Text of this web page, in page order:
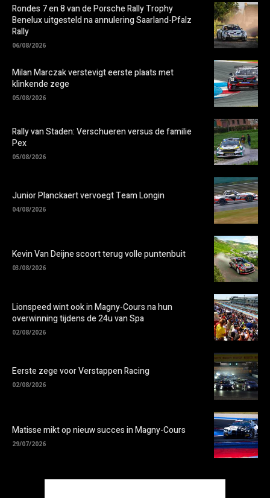
Rondes 7 en 8 van de Porsche Rally Trophy
Benelux uitgesteld na annulering Saarland-Pfalz
Rally
06/08/2026
Milan Marczak verstevigt eerste plaats met
klinkende zege
05/08/2026
Rally van Staden: Verschueren versus de familie
Pex
05/08/2026
Junior Planckaert vervoegt Team Longin
04/08/2026
Kevin Van Deijne scoort terug volle puntenbuit
03/08/2026
Lionspeed wint ook in Magny-Cours na hun
overwinning tijdens de 24u van Spa
02/08/2026
Eerste zege voor Verstappen Racing
02/08/2026
Matisse mikt op nieuw succes in Magny-Cours
29/07/2026